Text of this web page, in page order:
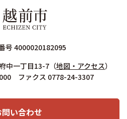
号 4000020182095
中一丁目13-7 （地図・アクセス）
ファクス 0778-24-3307
問い合わせ